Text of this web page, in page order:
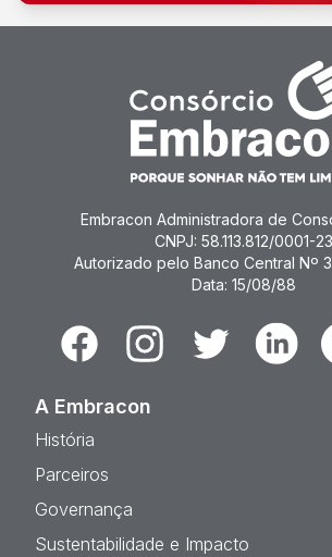
Embracon Administradora de
CNPJ: 58.113.812/0001-23
Autorizado pelo Banco Central Nº
Data: 15/08/88
FacebookInstagramTwitter Linkedin
A Embracon
História
Parceiros
Governança
Sustentabilidade e Impacto